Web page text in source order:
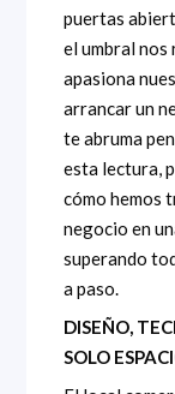
puertas
el umbral nos
apasiona
arrancar un
te abruma
esta lectura,
cómo hemos
negocio en
superando
a paso.
DISEÑO,
SOLO